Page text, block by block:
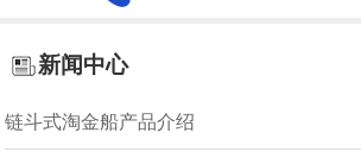
新闻中心
链斗式淘金船产品介绍